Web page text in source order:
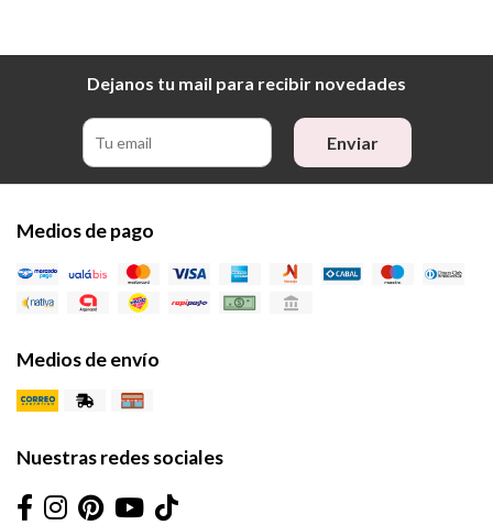
Dejanos tu mail para recibir novedades
Enviar
Medios de pago
Medios de envío
Nuestras redes sociales